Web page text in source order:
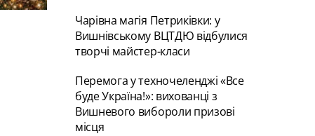
Чарівна магія Петриківки: у
Вишнівському ВЦТДЮ відбулися
творчі майстер-класи
Перемога у техночеленджі «Все
буде Україна!»: вихованці з
Вишневого вибороли призові
місця